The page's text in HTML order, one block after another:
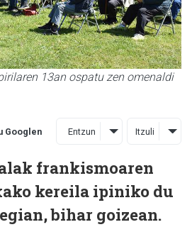
13an ospatu zen omenaldi
Googlen Entzun Itzuli
frankismoaren
kereila ipiniko du
bihar goizean.